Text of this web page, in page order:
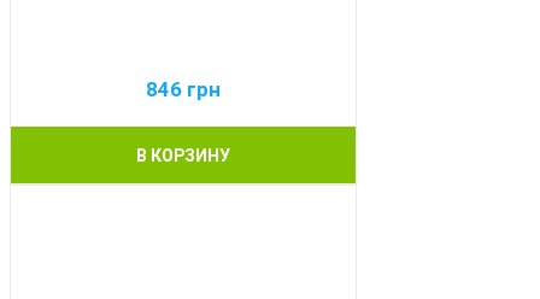
846 грн
В КОРЗИНУ